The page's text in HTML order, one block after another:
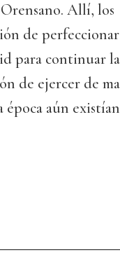
Allí, los
de
para continuar
de ejercer de
aún existían